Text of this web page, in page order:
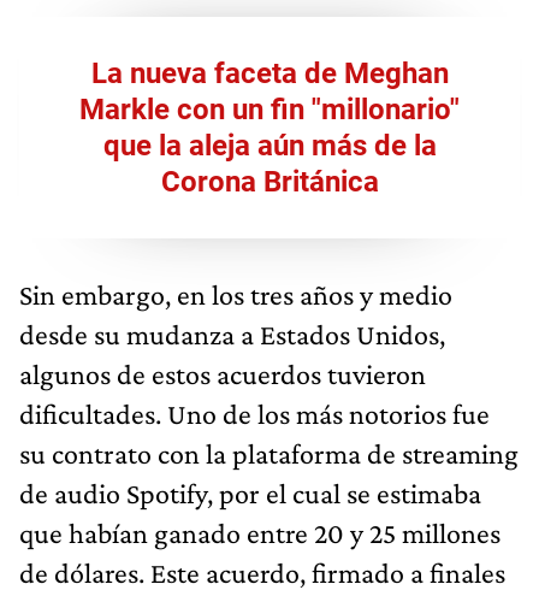
La nueva faceta de Meghan
Markle con un fin "millonario"
que la aleja aún más de la
Corona Británica
Sin embargo, en los tres años y medio
desde su mudanza a Estados Unidos,
algunos de estos acuerdos tuvieron
dificultades. Uno de los más notorios fue
su contrato con la plataforma de streaming
de audio Spotify, por el cual se estimaba
que habían ganado entre 20 y 25 millones
de dólares. Este acuerdo, firmado a finales